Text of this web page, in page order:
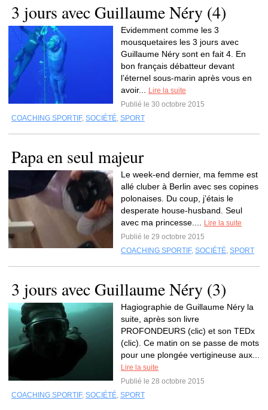
3 jours avec Guillaume Néry (4)
Evidemment comme les 3
mousquetaires les 3 jours avec
Guillaume Néry sont en fait 4. En
bon français débatteur devant
l’éternel sous-marin après vous en
avoir...
Lire la suite
Publié le 30 octobre 2015
COACHING SPORTIF, SOCIÉTÉ, SPORT
Papa en seul majeur
Le week-end dernier, ma femme est
allé cluber à Berlin avec ses copines
polonaises. Du coup, j’étais le
desperate house-husband. Seul
avec ma princesse....
Lire la suite
Publié le 29 octobre 2015
COACHING SPORTIF, SOCIÉTÉ, SPORT
3 jours avec Guillaume Néry (3)
Hagiographie de Guillaume Néry la
suite, après son livre
PROFONDEURS (clic) et son TEDx
(clic). Ce matin on se passe de mots
pour une plongée vertigineuse aux...
Lire la suite
Publié le 28 octobre 2015
COACHING SPORTIF, SOCIÉTÉ, SPORT